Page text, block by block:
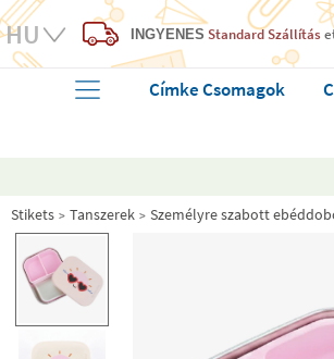
INGYENES Standard Szállítás
Címke Csomagok
Stikets Tanszerek Személyre szabott